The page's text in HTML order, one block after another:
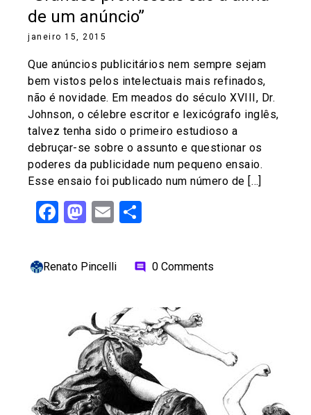
de um anúncio”
janeiro 15, 2015
Que anúncios publicitários nem sempre sejam
bem vistos pelos intelectuais mais refinados,
não é novidade. Em meados do século XVIII, Dr.
Johnson, o célebre escritor e lexicógrafo inglês,
talvez tenha sido o primeiro estudioso a
debruçar-se sobre o assunto e questionar os
poderes da publicidade num pequeno ensaio.
Esse ensaio foi publicado num número de […]
Facebook
Mastodon
Email
Renato Pincelli comment 0 Comments